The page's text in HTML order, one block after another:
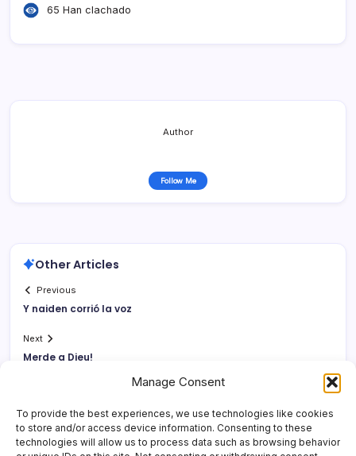
Manage Consent
To provide the best experiences, we use technologies like cookies
to store and/or access device information. Consenting to these
technologies will allow us to process data such as browsing behavior
65 Han clachado
Author
Follow Me
Other Articles
Previous
Y naiden corrió la voz
Next
Merde a Dieu!